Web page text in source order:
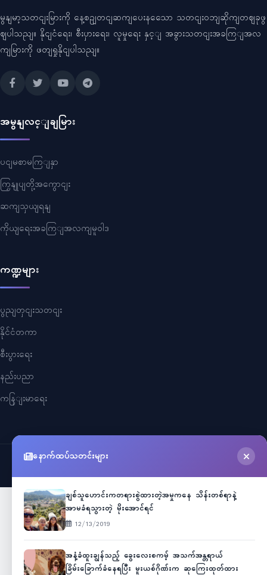
မွနျမာ့သတငျးမြားကို နေ့စဥျတငျဆကျပေးနသေော သတငျးဝဘျဆိုကျတဈခုဖွ
ဈပါသညျ။ နိုငျငံရေး၊ စီးပှားရေး၊ လူမှုရေး နှင့ျ အခွားသတငျးအခကြျအလ
ကျမြားကို ဖတျရှုနိုငျပါသညျ။
အမွနျလင့ျချမြား
ပငျမစာမကြျနှာ
ကြှနျုပျတို့အကွောငျး
ဆကျသှယျရနျ
ကိုယျရေးအခကြျအလကျမူဝါဒ
ကဏ္ဍများ
ပွညျတှငျးသတငျး
နိုင်ငံတကာ
စီးပွားရေး
နည်းပညာ
ကနြျးမာရေး
Myanmar Cele News
နောက်ထပ်သတင်းများ
ချစ်သူဟောင်းကတရားစွဲထားတဲ့အမှုကနေ သိန်းတစ်ရာနဲ့
အာမခံရသွားတဲ့ မိုးအောင်ရင်
12/13/2019
အနံ့ခံထူးချွန်သည့် ခွေးလေးစကမ့် အသက်အန္တရာယ်
ခြိမ်းခြောက်ခံနေရပြီး မူးယစ်ဂိုဏ်းက ဆုကြေးထုတ်ထား